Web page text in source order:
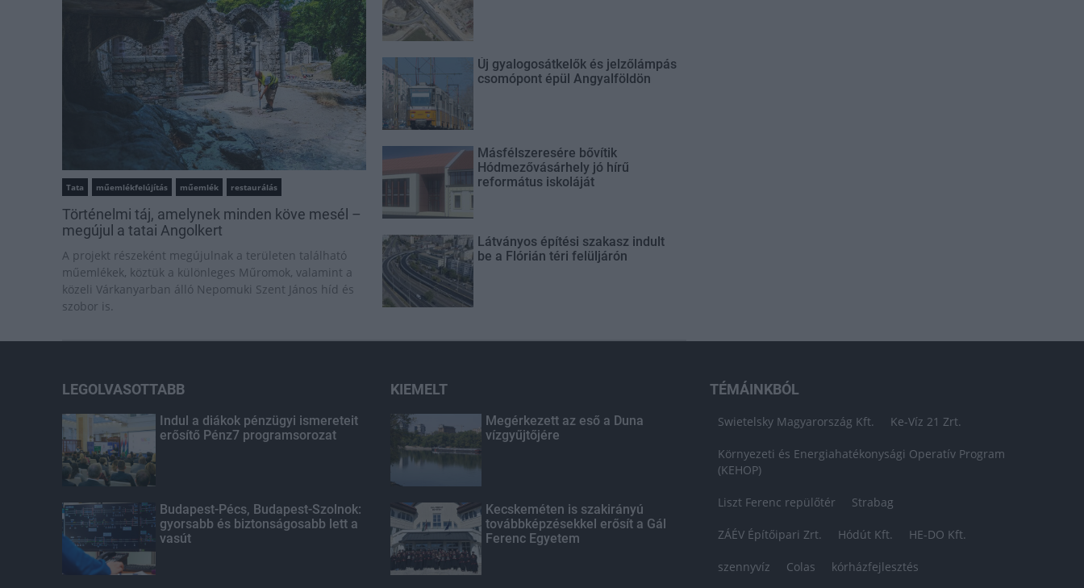
Tata műemlékfelújítás műemlék restaurálás
Történelmi táj, amelynek minden köve mesél –
megújul a tatai Angolkert
A projekt részeként megújulnak a területen található
műemlékek, köztük a különleges Műromok, valamint a
közeli Várkanyarban álló Nepomuki Szent János híd és
szobor is.
Új gyalogosátkelők és jelzőlámpás
csomópont épül Angyalföldön
Másfélszeresére bővítik
Hódmezővásárhely jó hírű
református iskoláját
Látványos építési szakasz indult
be a Flórián téri felüljárón
LEGOLVASOTTABB
Indul a diákok pénzügyi ismereteit
erősítő Pénz7 programsorozat
Budapest-Pécs, Budapest-Szolnok:
gyorsabb és biztonságosabb lett a
vasút
KIEMELT
Megérkezett az eső a Duna
vízgyűjtőjére
Kecskeméten is szakirányú
továbbképzésekkel erősít a Gál
Ferenc Egyetem
TÉMÁINKBÓL
Swietelsky Magyarország Kft. Ke-Víz 21 Zrt.
Környezeti és Energiahatékonysági Operatív Program
(KEHOP)
Liszt Ferenc repülőtér Strabag
ZÁÉV Építőipari Zrt. Hódút Kft. HE-DO Kft.
szennyvíz Colas kórházfejlesztés